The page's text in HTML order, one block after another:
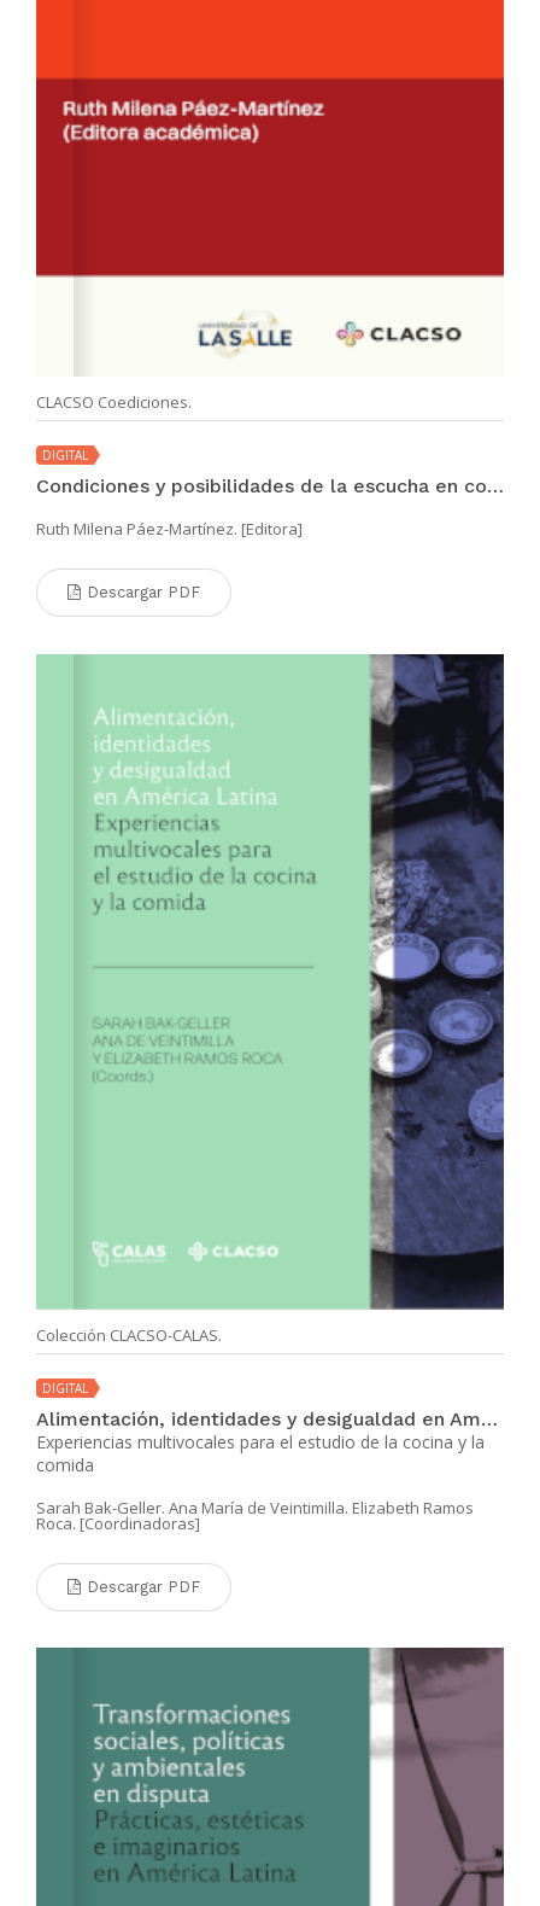
CLACSO Coediciones.
DIGITAL
Condiciones y posibilidades de la escucha en contextos educativos
Ruth Milena Páez-Martínez. [Editora]
Descargar PDF
Colección CLACSO-CALAS.
DIGITAL
Alimentación, identidades y desigualdad en América Latina
Experiencias multivocales para el estudio de la cocina y la
comida
Sarah Bak-Geller. Ana María de Veintimilla. Elizabeth Ramos
Roca. [Coordinadoras]
Descargar PDF